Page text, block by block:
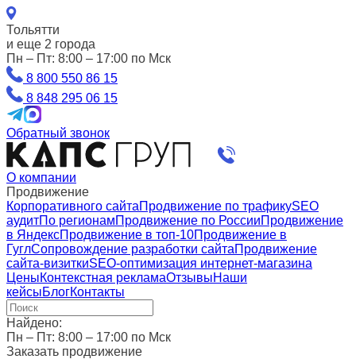
Тольятти
и еще 2 города
Пн – Пт: 8:00 – 17:00 по Мск
8 800 550 86 15
8 848 295 06 15
Обратный звонок
О компании
Продвижение
Корпоративного сайтаПродвижение по трафикуSEO
аудитПо регионамПродвижение по РоссииПродвижение
в ЯндексПродвижение в топ-10Продвижение в
ГуглСопровождение разработки сайтаПродвижение
сайта-визиткиSEO-оптимизация интернет-магазина
ЦеныКонтекстная рекламаОтзывыНаши
кейсыБлогКонтакты
Найдено:
Пн – Пт: 8:00 – 17:00 по Мск
Заказать продвижение